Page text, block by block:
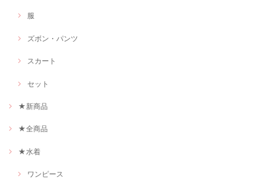
服
ズボン・パンツ
スカート
セット
★新商品
★全商品
★水着
ワンピース